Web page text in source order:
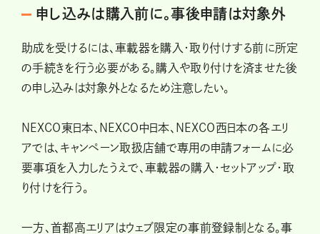
申し込みは購入前に。事後申請は対象外
助成を受けるには、車載器を購入・取り付けする前に所定
の手続きを行う必要がある。購入や取り付けを済ませた後
の申し込みは対象外となるため注意したい。
NEXCO東日本、NEXCO中日本、NEXCO西日本の各エリ
アでは、キャンペーン取扱店舗で専用の申請フォームに必
要事項を入力したうえで、車載器の購入・セットアップ・取
り付けを行う。
一方、首都高エリアはウェブ限定の事前登録制となる。事